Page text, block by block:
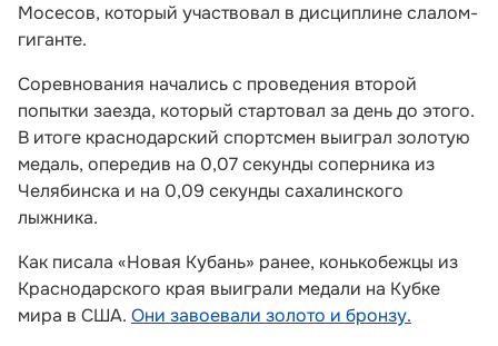
Мосесов, который участвовал в дисциплине слалом-
гиганте.
Соревнования начались с проведения второй
попытки заезда, который стартовал за день до этого.
В итоге краснодарский спортсмен выиграл золотую
медаль, опередив на 0,07 секунды соперника из
Челябинска и на 0,09 секунды сахалинского
лыжника.
Как писала «Новая Кубань» ранее, конькобежцы из
Краснодарского края выиграли медали на Кубке
мира в США. Они завоевали золото и бронзу.